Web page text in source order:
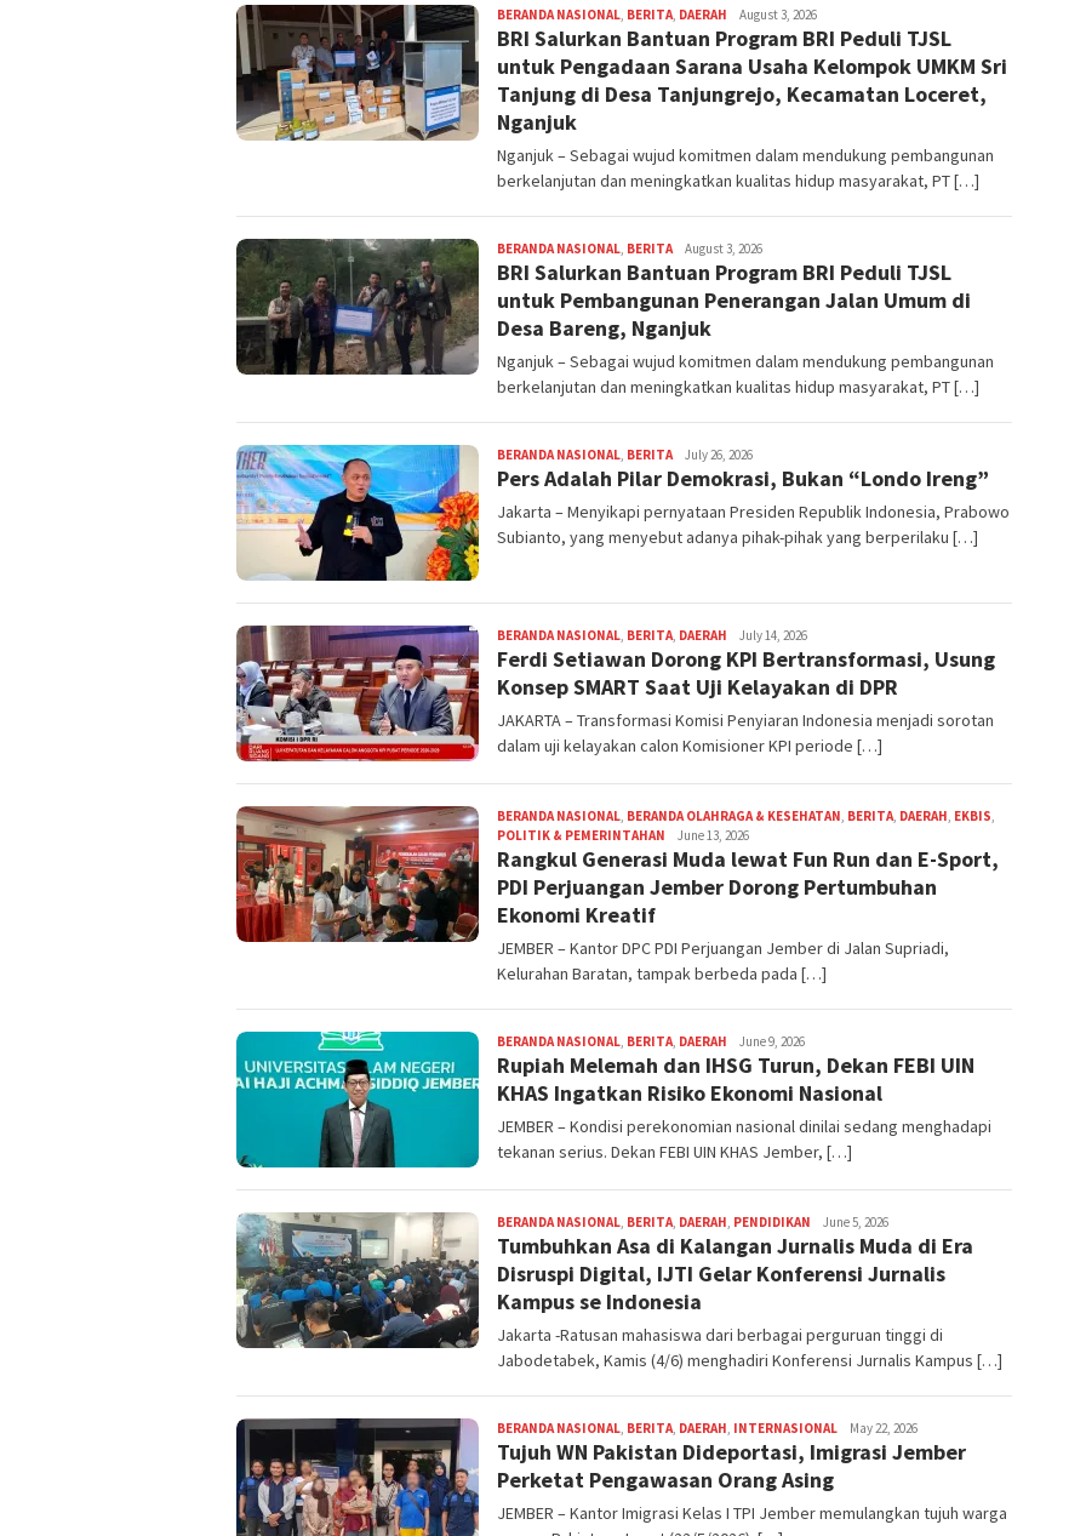
BERANDA NASIONAL BERITA DAERAH
Agus
Mahardika
August 3, 2026
BRI Salurkan Bantuan Program BRI Peduli TJSL
untuk Pengadaan Sarana Usaha Kelompok UMKM Sri
Tanjung di Desa Tanjungrejo, Kecamatan Loceret,
Nganjuk
Nganjuk – Sebagai wujud komitmen dalam mendukung pembangunan
berkelanjutan dan meningkatkan kualitas hidup masyarakat, PT […]
BERANDA NASIONAL BERITA
Agus
August 3, 2026
BRI Salurkan Bantuan Program BRI Peduli TJSL
untuk Pembangunan Penerangan Jalan Umum di
Desa Bareng, Nganjuk
Nganjuk – Sebagai wujud komitmen dalam mendukung pembangunan
berkelanjutan dan meningkatkan kualitas hidup masyarakat, PT […]
BERANDA NASIONAL BERITA
Agus
July 26, 2026
Pers Adalah Pilar Demokrasi, Bukan “Londo Ireng”
Jakarta – Menyikapi pernyataan Presiden Republik Indonesia, Prabowo
Subianto, yang menyebut adanya pihak-pihak yang berperilaku […]
BERANDA NASIONAL BERITA DAERAH
Agus
July 14, 2026
Ferdi Setiawan Dorong KPI Bertransformasi, Usung
Konsep SMART Saat Uji Kelayakan di DPR
JAKARTA – Transformasi Komisi Penyiaran Indonesia menjadi sorotan
dalam uji kelayakan calon Komisioner KPI periode […]
BERANDA NASIONAL BERANDA OLAHRAGA & KESEHATAN BERITA DAERAH EKBIS
POLITIK & PEMERINTAHAN
Agus
June 13, 2026
Rangkul Generasi Muda lewat Fun Run dan E-Sport,
PDI Perjuangan Jember Dorong Pertumbuhan
Ekonomi Kreatif
JEMBER – Kantor DPC PDI Perjuangan Jember di Jalan Supriadi,
Kelurahan Baratan, tampak berbeda pada […]
BERANDA NASIONAL BERITA DAERAH
Agus
June 9, 2026
Rupiah Melemah dan IHSG Turun, Dekan FEBI UIN
KHAS Ingatkan Risiko Ekonomi Nasional
JEMBER – Kondisi perekonomian nasional dinilai sedang menghadapi
tekanan serius. Dekan FEBI UIN KHAS Jember, […]
BERANDA NASIONAL BERITA DAERAH PENDIDIKAN
Agus
June 5, 2026
Tumbuhkan Asa di Kalangan Jurnalis Muda di Era
Disruspi Digital, IJTI Gelar Konferensi Jurnalis
Kampus se Indonesia
Jakarta -Ratusan mahasiswa dari berbagai perguruan tinggi di
Jabodetabek, Kamis (4/6) menghadiri Konferensi Jurnalis Kampus […]
BERANDA NASIONAL BERITA DAERAH INTERNASIONAL
Agus
Mahardika
May 22, 2026
Tujuh WN Pakistan Dideportasi, Imigrasi Jember
Perketat Pengawasan Orang Asing
JEMBER – Kantor Imigrasi Kelas I TPI Jember memulangkan tujuh warga